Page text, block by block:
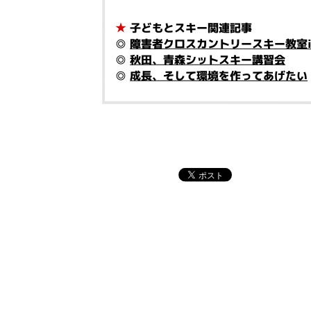
★ 子どもとスキー関連記事
◎障害者クロスカントリースキー教
◎秋田、青森シットスキー講習会
◎成長、そして環境を作ってあげたい